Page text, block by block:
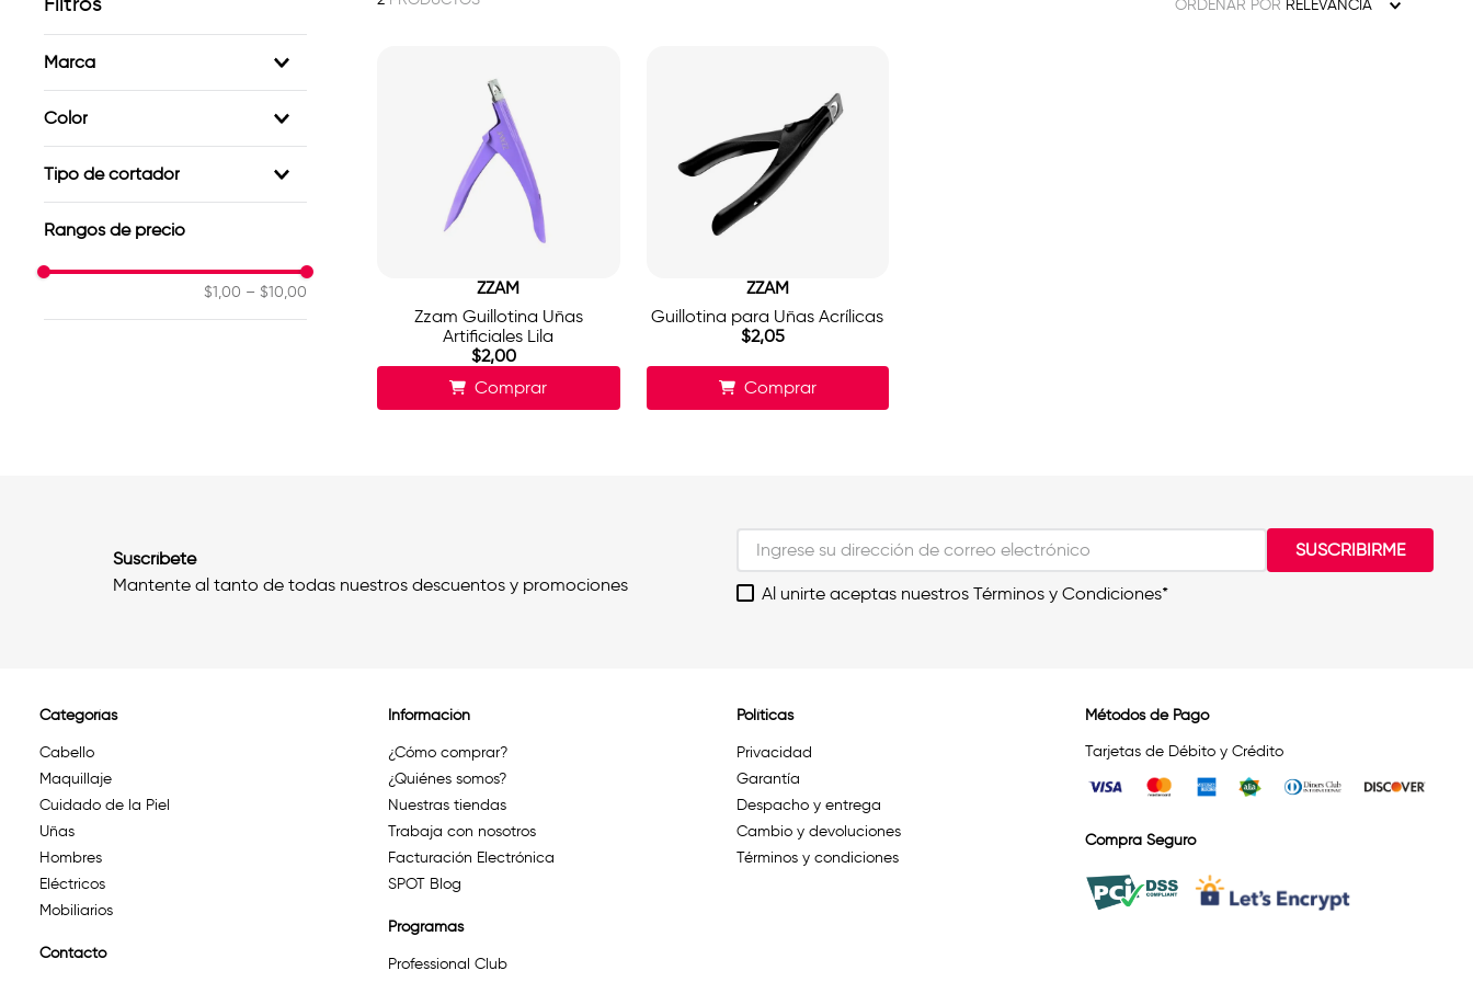
Marca
Color
Tipo de cortador
Rangos de precio
$1,00 – $10,00
ORDENAR POR RELEVANCIA
ZZAM
Zzam Guillotina Uñas
Artificiales Lila
$2,00
Comprar
ZZAM
Guillotina para Uñas Acrílicas
$2,05
Comprar
Suscríbete
Mantente al tanto de todas nuestros descuentos y promociones
SUSCRIBIRME
Al unirte aceptas nuestros Términos y Condiciones*
Categorías
Cabello
Maquillaje
Cuidado de la Piel
Uñas
Hombres
Eléctricos
Mobiliarios
Contacto
Información
¿Cómo comprar?
¿Quiénes somos?
Nuestras tiendas
Trabaja con nosotros
Facturación Electrónica
SPOT Blog
Programas
Professional Club
Políticas
Privacidad
Garantía
Despacho y entrega
Cambio y devoluciones
Términos y condiciones
Métodos de Pago
Tarjetas de Débito y Crédito
Compra Seguro